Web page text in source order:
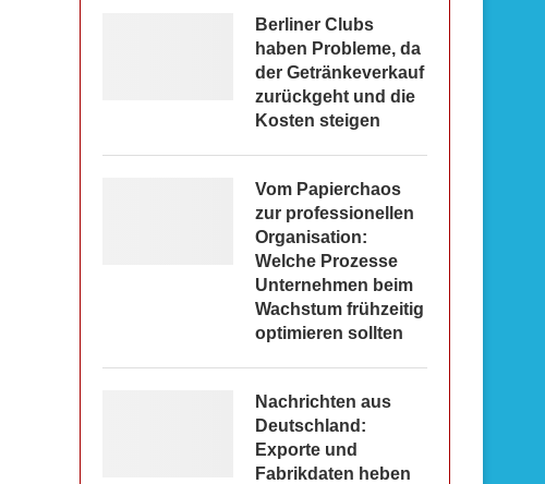
Berliner Clubs
haben Probleme, da
der Getränkeverkauf
zurückgeht und die
Kosten steigen
Vom Papierchaos
zur professionellen
Organisation:
Welche Prozesse
Unternehmen beim
Wachstum frühzeitig
optimieren sollten
Nachrichten aus
Deutschland:
Exporte und
Fabrikdaten heben